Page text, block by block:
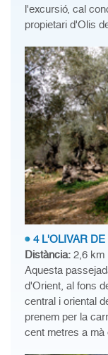
l'excursió, cal
propietari d'Olis
4 L'OLIVAR
Distància: 2,6 km
Aquesta
d'Orient, al fons
central i oriental
prenem per la
cent metres a mà